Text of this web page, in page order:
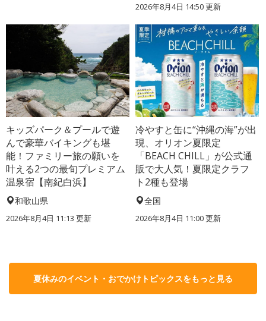
2026年8月4日 14:50更新
キッズパーク＆プールで遊
んで豪華バイキングも堪
能！ファミリー旅の願いを
叶える2つの最旬プレミアム
温泉宿【南紀白浜】
和歌山県
2026年8月4日 11:13 更新
冷やすと缶に“沖縄の海”が出
現、オリオン夏限定
「BEACH CHILL」が公式通
販で大人気！夏限定クラフ
ト2種も登場
全国
2026年8月4日 11:00更新
夏休みのイベント・おでかけトピックスをもっと見る